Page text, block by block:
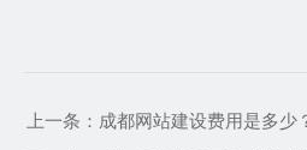
上一条： 成都网站建设费用是多少